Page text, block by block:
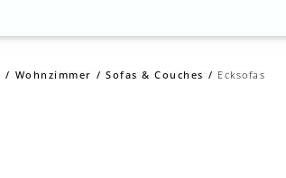
Wohnzimmer Sofas & Couches Ecksofas